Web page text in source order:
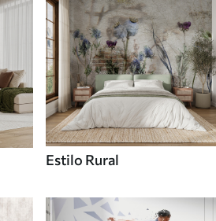
Estilo Rural